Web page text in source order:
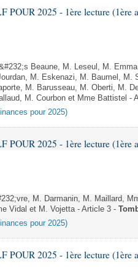
POUR 2025 - 1ère lecture (1ère
Beaune, M. Leseul, M.
M. Eskenazi, M. Baumel, M.
M. Barusseau, M. Oberti, M.
M. Courbon et Mme Battistel -
pour 2025)
POUR 2025 - 1ère lecture (1ère
M. Darmanin, M. Maillard,
Vidal et M. Vojetta - Article 3 -
pour 2025)
POUR 2025 - 1ère lecture (1ère